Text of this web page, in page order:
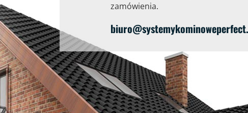
zamówienia.